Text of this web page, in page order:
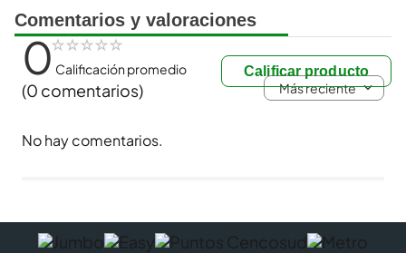
Comentarios y valoraciones
Calificar producto
☆☆☆☆☆
0Calificación promedio
(0 comentarios) Más reciente
No hay comentarios.